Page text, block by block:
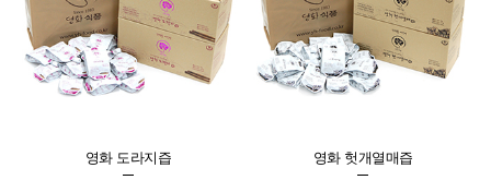
영화 도라지즙 영화 헛개열매즙